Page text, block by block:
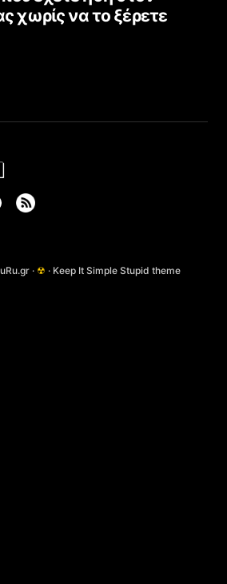
χωρίς να το ξέρετε
· ☢ · Keep It Simple Stupid theme